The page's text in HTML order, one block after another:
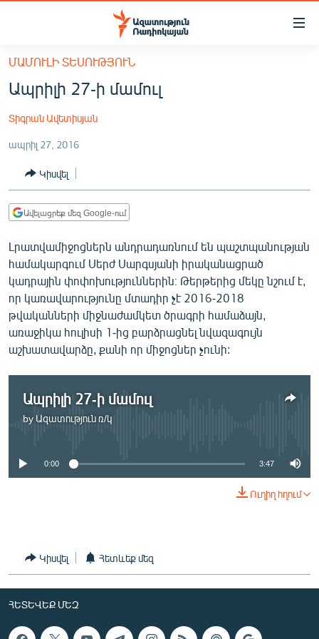
Մատչելիության
հիմնական
բովանդակությանը
հիմնական
մենյուին
ՀԱՅԱՍՏԱՆ
ՔԱՂԱՔԱԿԱՆ
ԸՆՏՐՈՒԹՅՈՒՆՆԵՐ 2026
ԻՐԱՎՈՒՆՔ
ՀԱՍԱՐԱԿՈՒԹՅՈՒՆ
ՂԱՐԱԲԱՂ
ՊԱՏԵՐԱԶՄԻ 6 ՇԱԲԱԹՆԵՐԸ
ՏԱՐԱԾԱՇՐՋԱՆ
ՄԻՋԱԶԳԱՅԻՆ
ՄՇԱԿՈՒՅԹ
ՄԵԿՆԱԲԱՆՈՒԹՅՈՒՆ
ԿՈՐՈՆԱՎԻՐՈՒՍ
ՁԳՏԵԼՈՎ ԼԱՎԱԳՈՒՅՆԻՆ
ՓՈԴՔԱՍԹ
Հայերեն
ՄԱՄՈՒԼԻ ՏԵՍՈՒԹՅՈՒՆ
Ապրիլի 27-ի մամուլ
Տիգրան Ավետիսյան
ապրիլ 27, 2016
Կիսվել
Ավելացրեք մեզ Google-ում
Լրատվամիջոցներն անդրադառնում են պաշտպանության
համակարգում Սերժ Սարգսյանի իրականացրած
կադրային փոփոխություններին։ Թերթերից մեկը նշում է,
որ կառավարությունը մտադիր չէ 2016-2018
թվականների միջնաժամկետ ծրագրի համաձայն,
առաջիկա հուլիսի 1-ից բարձրացնել նվազագույն
աշխատավարձը, քանի որ միջոցներ չունի:
Ապրիլի 27-ի մամուլ
by Ազատություն ռ/կ
No media source currently available
0:00 3:47
Ուղիղ հղում
Կիսվել Հետևեք մեզ
ՀԵՏԵՎԵՔ ՄԵԶ